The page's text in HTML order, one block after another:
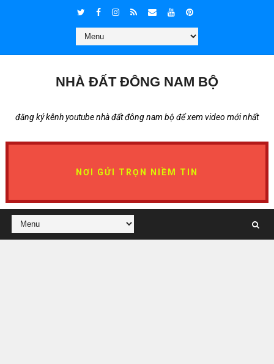
NHÀ ĐẤT ĐÔNG NAM BỘ
đăng ký kênh youtube nhà đất đông nam bộ để xem video mới nhất
NƠI GỬI TRỌN NIỀM TIN